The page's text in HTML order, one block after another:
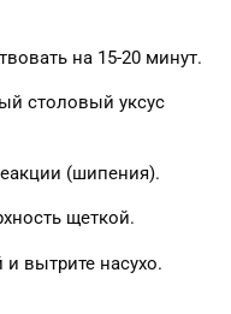
на 15-20 минут.
столовый уксус
(шипения).
щеткой.
вытрите насухо.